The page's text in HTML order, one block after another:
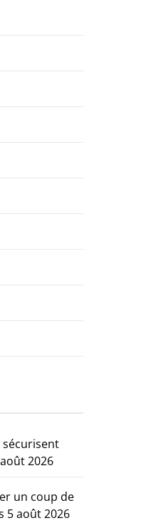
sécurisent
2026
un coup de
5 août 2026